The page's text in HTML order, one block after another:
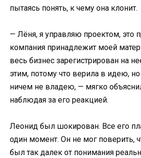
пытаясь понять, к чему она клонит.
— Лёня, я управляю проектом, это
компания принадлежит моей
весь бизнес зарегистрирован на
этим, потому что верила в идею,
ничем не владею, — мягко
наблюдая за его реакцией.
Леонид был шокирован. Все его
один момент. Он не мог поверить,
был так далек от понимания